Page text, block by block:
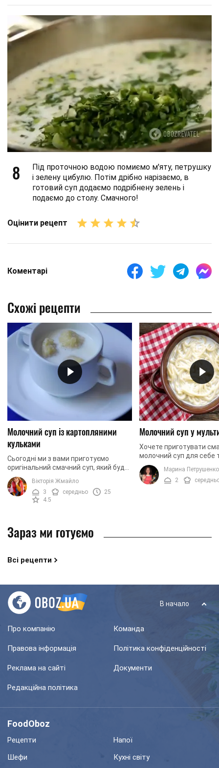
8
Під проточною водою помиємо м'яту, петрушку
і зелену цибулю. Потім дрібно нарізаємо, в
готовий суп додаємо подрібнену зелень і
подаємо до столу. Смачного!
Оцінити рецепт
Коментарі
Схожі рецепти
Молочний суп із картопляними
кульками
Сьогодні ми з вами приготуємо
оригінальний смачний суп, який буде
складатися з двох частин: молочної
основи та картопляних кульок.
Приготувати таку ...
Вікторія Жмайло
3
середньо
25
4.5
Молочний суп у
Хочете приготувати
молочний суп для себе
родини у мультиварці?
за мінімальну кількість
приготувати ситний ...
Марина Петрушенко
2
Зараз ми готуємо
Всі рецепти
В начало
Про компанію Команда
Правова інформація Політика конфіденційності
Реклама на сайті Документи
Редакційна політика
FoodOboz
Рецепти
Напої
Шефи
Кухні світу